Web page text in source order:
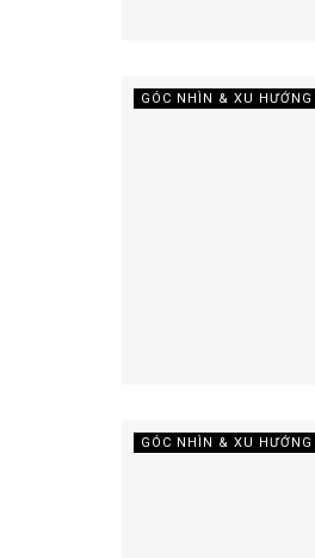
GÓC NHÌN & XU HƯỚNG
GÓC NHÌN & XU HƯỚNG